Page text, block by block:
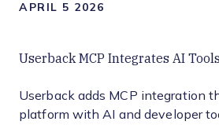
APRIL 5 2026
Userback MCP Integrates AI
Userback adds MCP integration
platform with AI and developer